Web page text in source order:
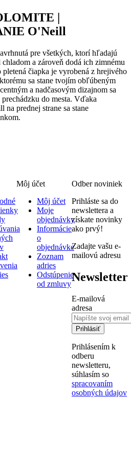
|
O'Neill
pre všetkých, ktorí hľadajú
a zároveň dodá ich zimnému
čiapka je vyrobená z hrejivého
sa stane tvojím obľúbeným
a nadčasovým dizajnom sa
do mesta. Vďaka
prednej strane sa stane
Môj účet
Môj účet
Moje
objednávky
Informácie
o
objednávke
Zoznam
adries
Odstúpenie
od zmluvy
Odber noviniek
Prihláste sa do
newslettera a
získate novinky
ako prvý!
Zadajte vašu e-
mailovú adresu
Newsletter
E-mailová
adresa
Prihlásiť
Prihlásením k
odberu
newsletteru,
súhlasím so
spracovaním
osobných údajov